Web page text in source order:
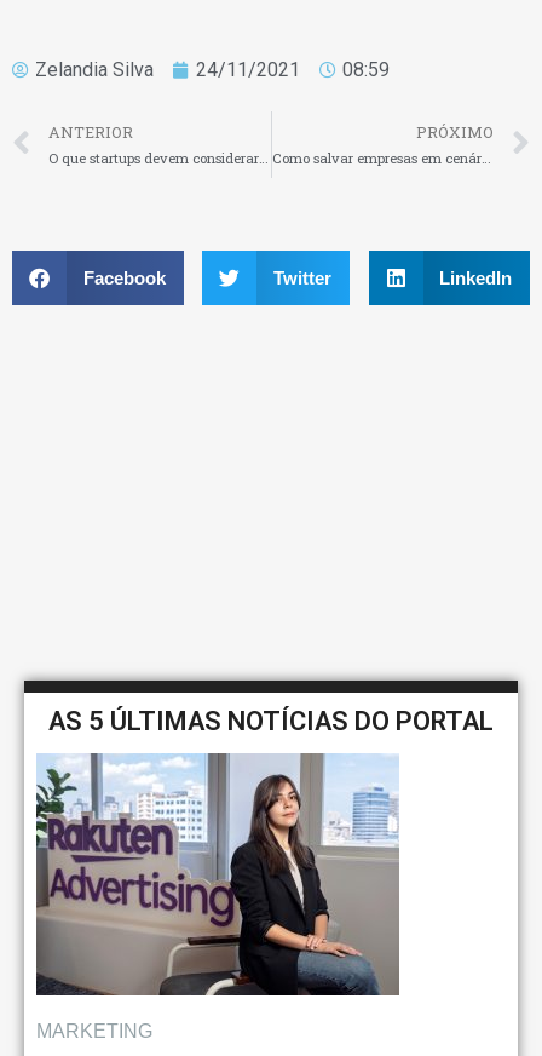
Zelandia Silva 24/11/2021 08:59
ANTERIOR
O que startups devem considerar na hora de anunciar rodadas de investimentos
PRÓXIMO
Como salvar empresas em cenários de incertezas
Facebook Twitter LinkedIn
AS 5 ÚLTIMAS NOTÍCIAS DO PORTAL
MARKETING